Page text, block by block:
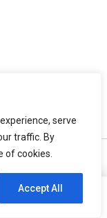
serve
traffic. By
of cookies.
Accept All
teisės saugomos.
If you